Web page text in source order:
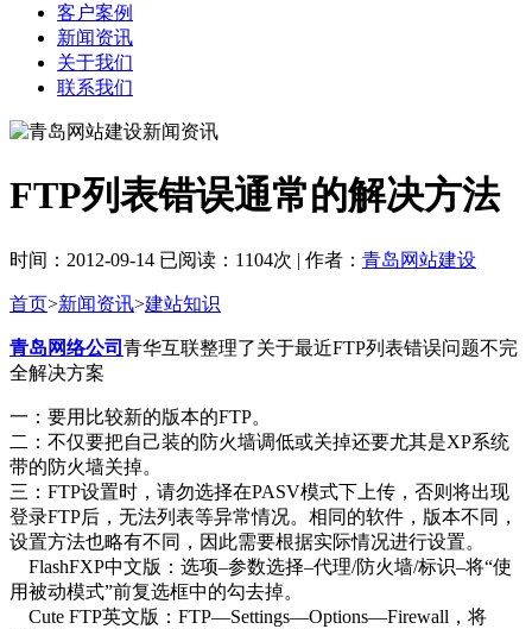
客户案例
新闻资讯
关于我们
联系我们
FTP列表错误通常的解决方法
时间：2012-09-14 已阅读：1104次 | 作者： 青岛网站建设
首页>新闻资讯>建站知识
青岛网络公司 青华互联整理了关于最近FTP列表错误问题不完
全解决方案
一：要用比较新的版本的FTP。
二：不仅要把自己装的防火墙调低或关掉还要尤其是XP系统
带的防火墙关掉。
三：FTP设置时，请勿选择在PASV模式下上传，否则将出现
登录FTP后，无法列表等异常情况。相同的软件，版本不同，
设置方法也略有不同，因此需要根据实际情况进行设置。
FlashFXP中文版：选项–参数选择–代理/防火墙/标识–将“使
用被动模式”前复选框中的勾去掉。
Cute FTP英文版：FTP—Settings—Options—Firewall，将